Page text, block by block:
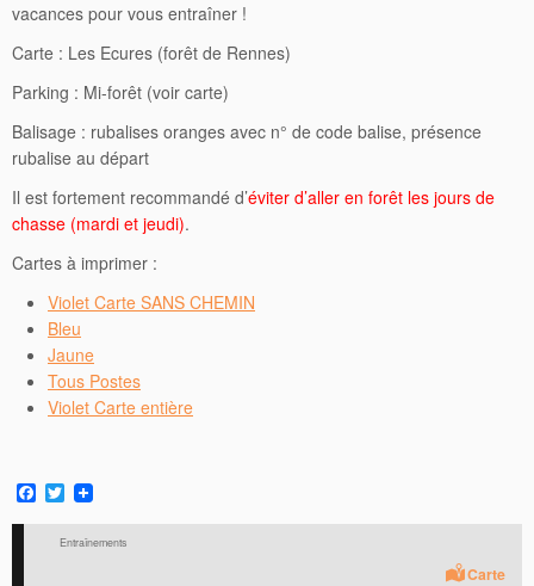
vacances pour vous entraîner !
Carte : Les Ecures (forêt de Rennes)
Parking : Mi-forêt (voir carte)
Balisage : rubalises oranges avec n° de code balise, présence
rubalise au départ
Il est fortement recommandé d’éviter d’aller en forêt les jours de
chasse (mardi et jeudi).
Cartes à imprimer :
Violet Carte SANS CHEMIN
Bleu
Jaune
Tous Postes
Violet Carte entière
F
a
T
w
t
Entraînements
Carte